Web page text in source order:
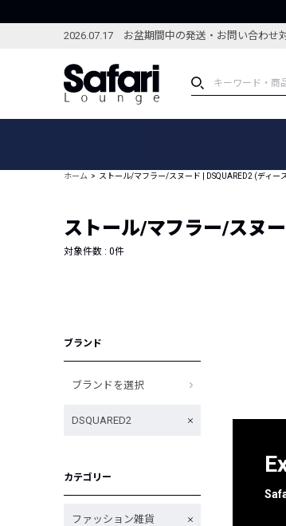
2026.07.17 お盆期間中の発送・お問い合わせ
ブランドから探す
新着アイテム
編集部のおすすめアイテム
特集
コー
ホーム ストール/マフラー/スヌード | DSQUARED2 (ディー
ストール/マフラー/スヌ
対象件数 : 0件
ブランド
ブランドを選択
DSQUARED2
カテゴリー
ファッション雑貨